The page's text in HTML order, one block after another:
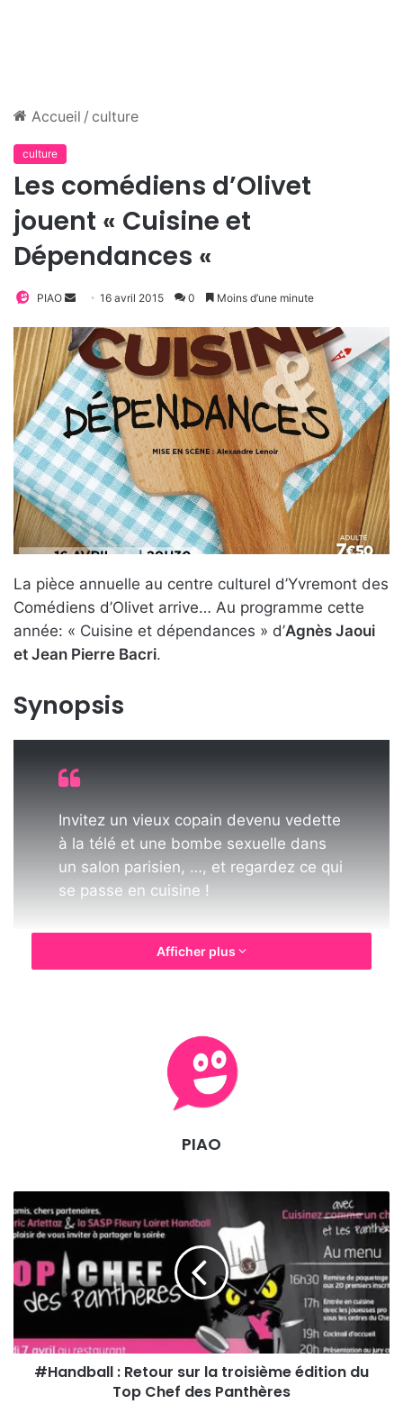
Accueil / culture
culture
Les comédiens d’Olivet
jouent « Cuisine et
Dépendances «
PIAO
v
o
y
e
r
u
n
c
o
u
r
16 avril 2015 0 Moins d’une minute
La pièce annuelle au centre culturel d’Yvremont des
Comédiens d’Olivet arrive… Au programme cette
année: « Cuisine et dépendances » d’Agnès Jaoui
et Jean Pierre Bacri.
Synopsis
Invitez un vieux copain devenu vedette
à la télé et une bombe sexuelle dans
un salon parisien, …, et regardez ce qui
se passe en cuisine !
Alexandre Lenoir, Nicolas Besse,
Alexandre Lenoir
Dimanche 19 avril à 15h00.
Tarifs
7,50 € l’entrée
4,50 € pour les moins de 18 ans
0 euros pour les moins de 12 ans.
Afficher plus
PIAO
#Handball : Retour sur la troisième édition du
Top Chef des Panthères